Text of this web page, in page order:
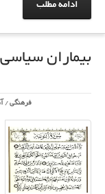
ادامه مطلب
بیماران
فرهنگی /